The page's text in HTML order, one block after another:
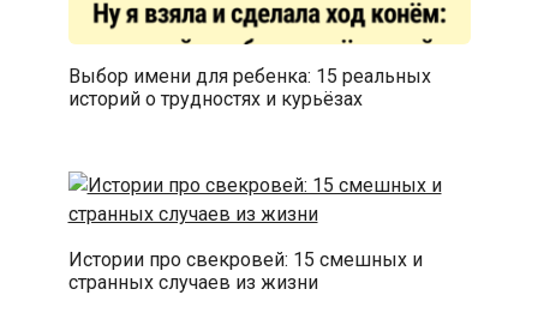
Выбор имени для ребенка: 15 реальных
историй о трудностях и курьёзах
Истории про свекровей: 15 смешных и
странных случаев из жизни